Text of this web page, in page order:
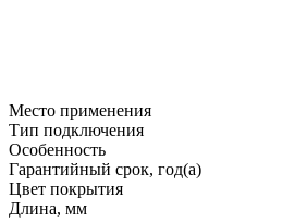
Место применения
Тип подключения
Особенность
Гарантийный срок, год(а)
Цвет покрытия
Длина, мм